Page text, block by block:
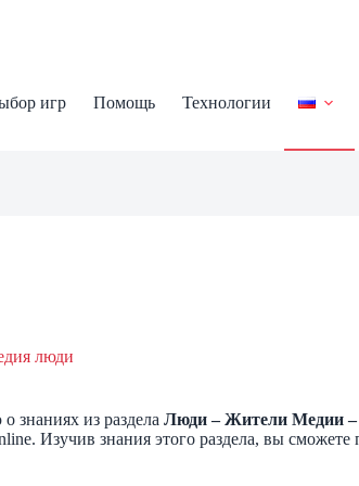
игр Помощь Технологии
люди
знаниях из раздела Люди – Жители Медии
Изучив знания этого раздела, вы сможете